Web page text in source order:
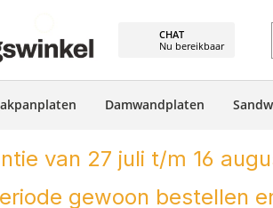
CHAT
Nu bereikbaar
Damwandplaten
van 27 juli t/m 16
gewoon bestellen